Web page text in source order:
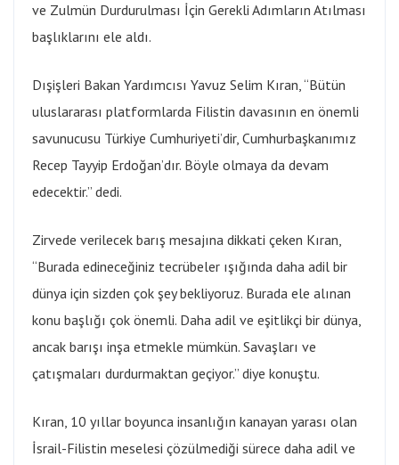
ve Zulmün Durdurulması İçin Gerekli Adımların Atılması
başlıklarını ele aldı.
Dışişleri Bakan Yardımcısı Yavuz Selim Kıran, “Bütün
uluslararası platformlarda Filistin davasının en önemli
savunucusu Türkiye Cumhuriyeti’dir, Cumhurbaşkanımız
Recep Tayyip Erdoğan’dır. Böyle olmaya da devam
edecektir.” dedi.
Zirvede verilecek barış mesajına dikkati çeken Kıran,
“Burada edineceğiniz tecrübeler ışığında daha adil bir
dünya için sizden çok şey bekliyoruz. Burada ele alınan
konu başlığı çok önemli. Daha adil ve eşitlikçi bir dünya,
ancak barışı inşa etmekle mümkün. Savaşları ve
çatışmaları durdurmaktan geçiyor.” diye konuştu.
Kıran, 10 yıllar boyunca insanlığın kanayan yarası olan
İsrail-Filistin meselesi çözülmediği sürece daha adil ve